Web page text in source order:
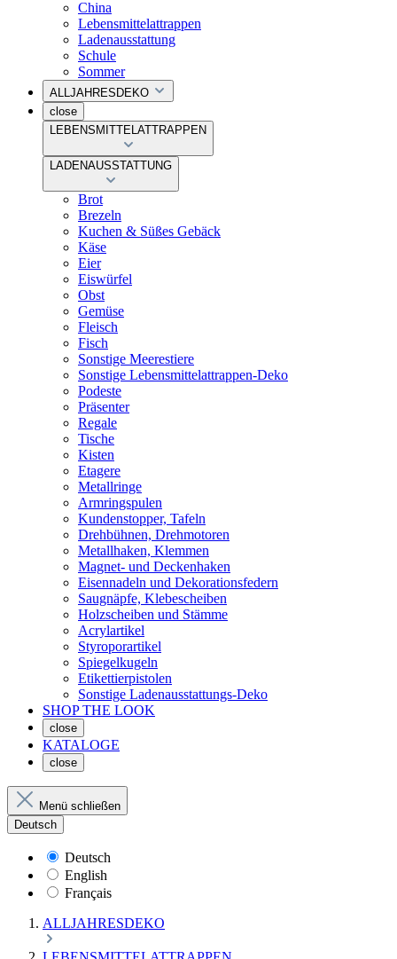
China
Lebensmittelattrappen
Ladenausstattung
Schule
Sommer
ALLJAHRESDEKO
close
LEBENSMITTELATTRAPPEN
LADENAUSSTATTUNG
Brot
Brezeln
Kuchen & Süßes Gebäck
Käse
Eier
Eiswürfel
Obst
Gemüse
Fleisch
Fisch
Sonstige Meerestiere
Sonstige Lebensmittelattrappen-Deko
Podeste
Präsenter
Regale
Tische
Kisten
Etagere
Metallringe
Armringspulen
Kundenstopper, Tafeln
Drehbühnen, Drehmotoren
Metallhaken, Klemmen
Magnet- und Deckenhaken
Eisennadeln und Dekorationsfedern
Saugnäpfe, Klebescheiben
Holzscheiben und Stämme
Acrylartikel
Styroporartikel
Spiegelkugeln
Etikettierpistolen
Sonstige Ladenausstattungs-Deko
SHOP THE LOOK
close
KATALOGE
close
Menü schließen
Deutsch
Deutsch
English
Français
ALLJAHRESDEKO